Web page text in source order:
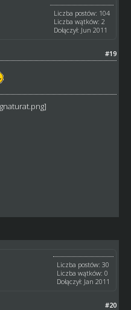
Liczba postów: 104
Liczba wątków: 2
Dołączył: Jun 2011
#19
Liczba postów: 30
Liczba wątków: 0
Dołączył: Jan 2011
#20